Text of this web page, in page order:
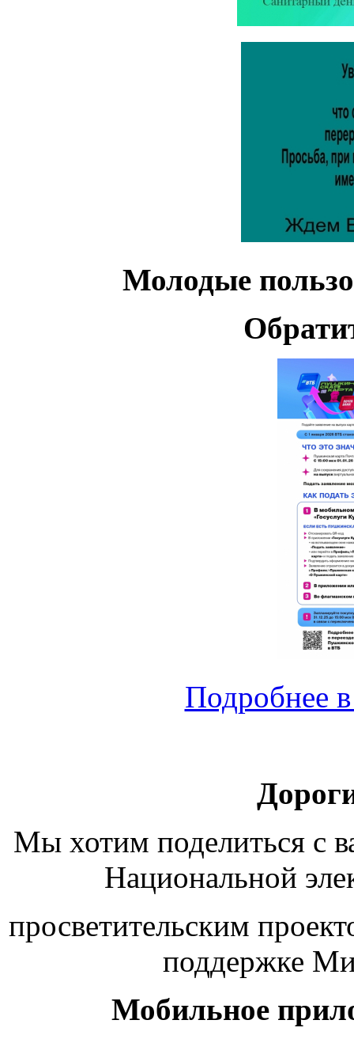
Молодые
Подробнее
Мы хотим поделиться с
Национальной
просветительским
поддержке
Мобильное